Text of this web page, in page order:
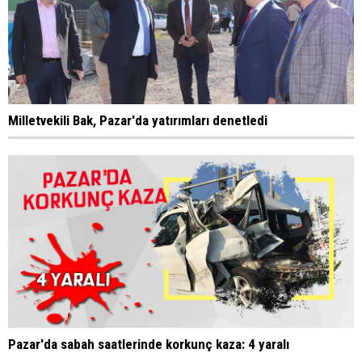
Milletvekili Bak, Pazar'da yatırımları denetledi
Pazar'da sabah saatlerinde korkunç kaza: 4 yaralı